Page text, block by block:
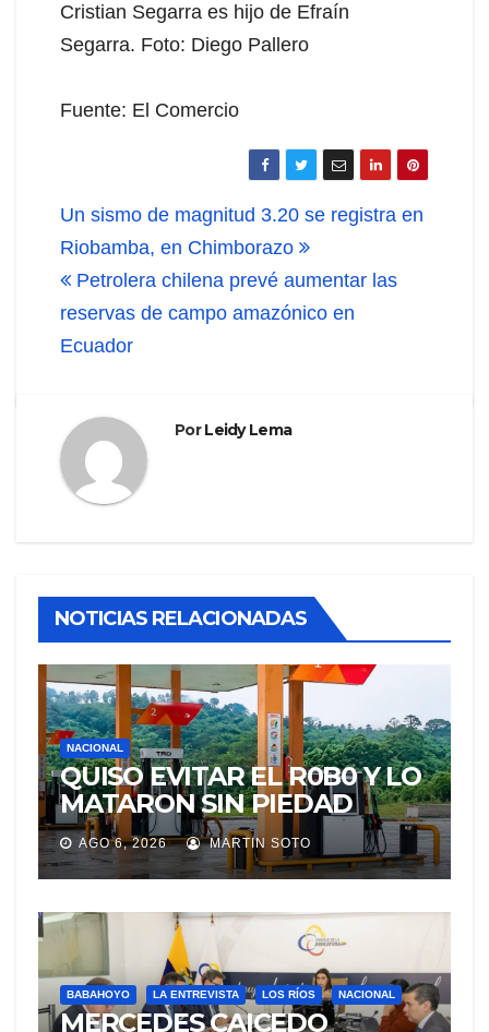
Cristian Segarra es hijo de Efraín
Segarra. Foto: Diego Pallero
Fuente: El Comercio
Navegación
de
entradas
Un sismo de magnitud 3.20 se registra en
Riobamba, en Chimborazo
Petrolera chilena prevé aumentar las
reservas de campo amazónico en
Ecuador
PorLeidy Lema
NOTICIAS RELACIONADAS
NACIONAL
QUISO EVITAR EL R0B0 Y LO
MATARON SIN PIEDAD
AGO 6, 2026 MARTIN SOTO
BABAHOYO LA ENTREVISTA LOS RÍOS NACIONAL
MERCEDES CAICEDO